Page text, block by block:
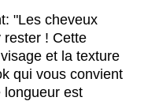
"Les cheveux
rester ! Cette
et la texture
qui vous convient
longueur est